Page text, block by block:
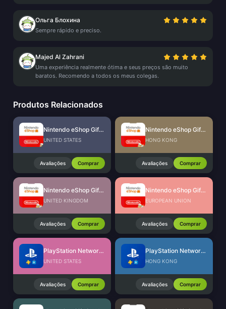
Ольга Блохина
Sempre rápido e preciso.
Majed Al Zahrani
Uma experiência realmente ótima e seus preços são muito
baratos. Recomendo a todos os meus colegas.
Produtos Relacionados
Nintendo eShop Gift Card (US)
UNITED STATES
Avaliações Comprar
Nintendo eShop Gift Card (HK)
HONG KONG
Avaliações Comprar
Nintendo eShop Gift Card (UK)
UNITED KINGDOM
Avaliações Comprar
Nintendo eShop Gift Card (EU)
EUROPEAN UNION
Avaliações Comprar
PlayStation Network Card (US)
UNITED STATES
Avaliações Comprar
PlayStation Network Card (HK)
HONG KONG
Avaliações Comprar